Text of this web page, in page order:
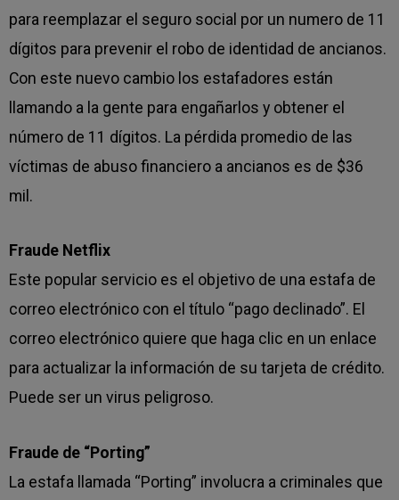
para reemplazar el seguro social por un numero de 11
dígitos para prevenir el robo de identidad de ancianos.
Con este nuevo cambio los estafadores están
llamando a la gente para engañarlos y obtener el
número de 11 dígitos. La pérdida promedio de las
víctimas de abuso financiero a ancianos es de $36
mil.
Fraude Netflix
Este popular servicio es el objetivo de una estafa de
correo electrónico con el título “pago declinado”. El
correo electrónico quiere que haga clic en un enlace
para actualizar la información de su tarjeta de crédito.
Puede ser un virus peligroso.
Fraude de “Porting”
La estafa llamada “Porting” involucra a criminales que